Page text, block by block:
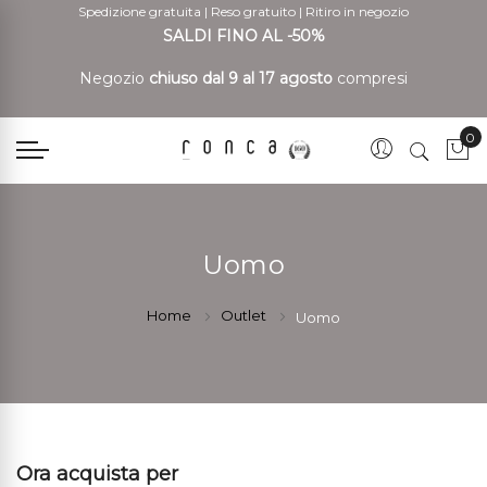
Spedizione gratuita | Reso gratuito | Ritiro in negozio
SALDI FINO AL -50%
Negozio chiuso dal 9 al 17 agosto compresi
0
Uomo
Home Outlet Uomo
Ora acquista per